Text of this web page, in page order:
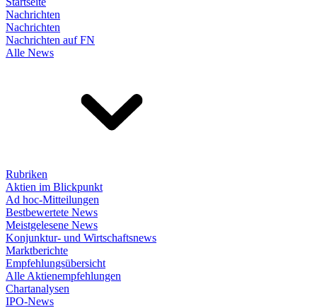
Nachrichten
Nachrichten
Nachrichten auf FN
Alle News
Rubriken
Aktien im Blickpunkt
Ad hoc-Mitteilungen
Bestbewertete News
Meistgelesene News
Konjunktur- und Wirtschaftsnews
Marktberichte
Empfehlungsübersicht
Alle Aktienempfehlungen
Chartanalysen
IPO-News